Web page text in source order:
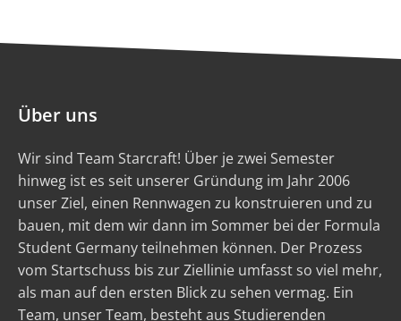
Über uns
Wir sind Team Starcraft! Über je zwei Semester
hinweg ist es seit unserer Gründung im Jahr 2006
unser Ziel, einen Rennwagen zu konstruieren und zu
bauen, mit dem wir dann im Sommer bei der Formula
Student Germany teilnehmen können. Der Prozess
vom Startschuss bis zur Ziellinie umfasst so viel mehr,
als man auf den ersten Blick zu sehen vermag. Ein
Team, unser Team, besteht aus Studierenden